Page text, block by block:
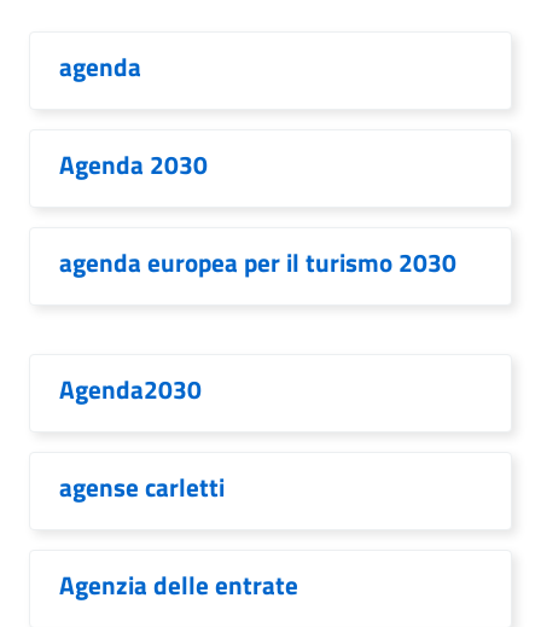
agenda
Agenda 2030
agenda europea per il turismo 2030
Agenda2030
agense carletti
Agenzia delle entrate